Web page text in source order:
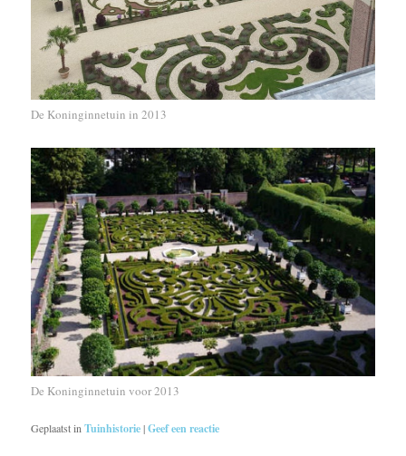
De Koninginnetuin in 2013
De Koninginnetuin voor 2013
Geplaatst in Tuinhistorie|Geef een reactie